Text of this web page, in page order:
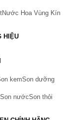
hàng?
tôi qua số
Nước Hoa Vùng Kín
HIỆU
kemSon dưỡng
Son nướcSon thỏi